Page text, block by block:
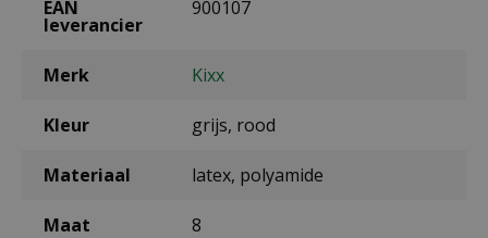
EAN
leverancier
900107
Merk Kixx
Kleur grijs, rood
Materiaal latex, polyamide
Maat 8